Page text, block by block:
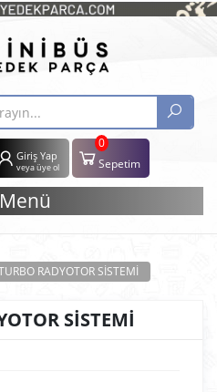
Giriş Yap
veya üye ol
0
Sepetim
Menü
RADYOTOR SİSTEMİ
SİSTEMİ